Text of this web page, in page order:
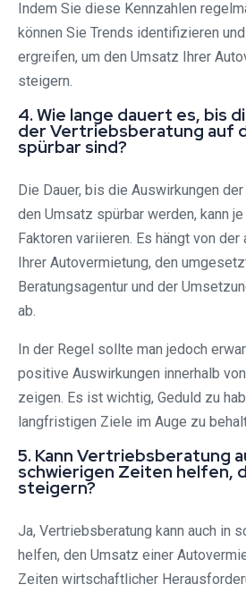
Indem Sie diese Kennzahlen
können Sie Trends identifizieren
ergreifen, um den Umsatz Ihrer
steigern.
4. Wie lange dauert es, bis
der Vertriebsberatung auf
spürbar sind?
Die Dauer, bis die Auswirkungen
den Umsatz spürbar werden, kann
Faktoren variieren. Es hängt von
Ihrer Autovermietung, den
Beratungsagentur und der
ab.
In der Regel sollte man jedoch
positive Auswirkungen innerhalb
zeigen. Es ist wichtig, Geduld zu
langfristigen Ziele im Auge zu
5. Kann Vertriebsberatung
schwierigen Zeiten helfen,
steigern?
Ja, Vertriebsberatung kann auch in
helfen, den Umsatz einer
Zeiten wirtschaftlicher